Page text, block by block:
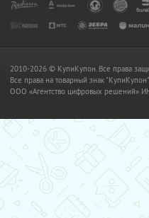
2010-2026 © КупиКупон. Все права
Все права на товарный знак
OOO «Агентство цифровых решений»